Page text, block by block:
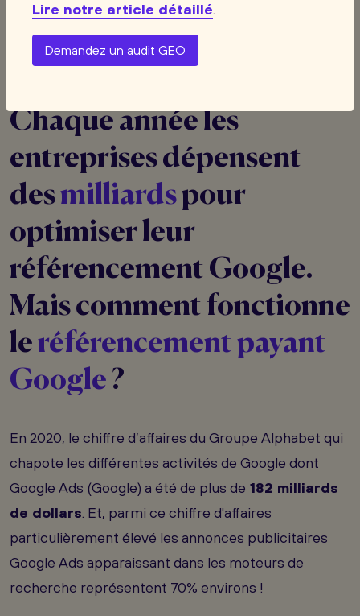
d'atterrissage ou landing pages.
Chaque année les
entreprises dépensent
desmilliardspour
optimiser leur
référencement Google.
Mais comment fonctionne
leréférencement payant
Google ?
En 2020, le chiffre d’affaires du Groupe Alphabet qui
chapote les différentes activités de Google dont
Google Ads (Google) a été de plus de 182 milliards
de dollars. Et, parmi ce chiffre d'affaires
particulièrement élevé les annonces publicitaires
Google Ads apparaissant dans les moteurs de
recherche représentent 70% environs !
Lire notre article détaillé.
Demandez un audit GEO